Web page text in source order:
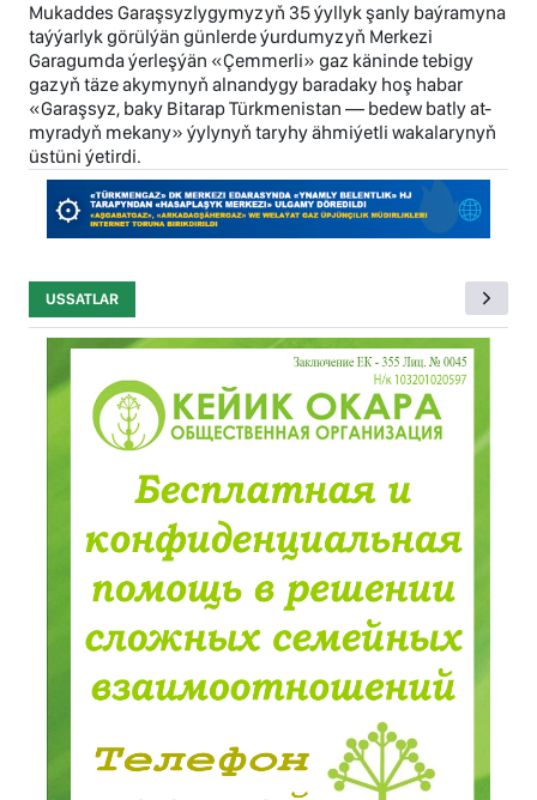
Mukaddes Garaşsyzlygymyzyň 35 ýyllyk şanly baýramyna
taýýarlyk görülýän günlerde ýurdumyzyň Merkezi
Garagumda ýerleşýän «Çemmerli» gaz käninde tebigy
gazyň täze akymynyň alnandygy baradaky hoş habar
«Garaşsyz, baky Bitarap Türkmenistan — bedew batly at-
myradyň mekany» ýylynyň taryhy ähmiýetli wakalarynyň
üstüni ýetirdi.
USSATLAR